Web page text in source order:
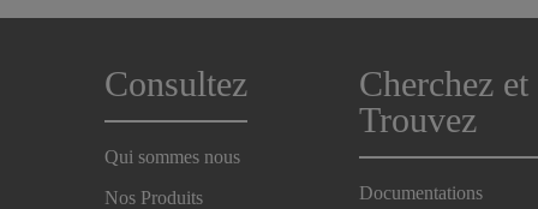
Consultez
Qui sommes nous
Nos Produits
Cherchez et
Trouvez
Documentations